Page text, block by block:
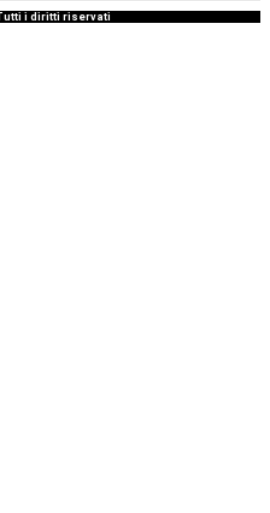
i diritti riservati